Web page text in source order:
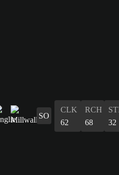
SO
CLK
62
RCH
68
32